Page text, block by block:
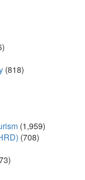
(818)
(1,959)
(708)